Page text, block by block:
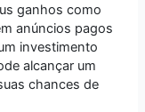
ganhos como
anúncios pagos
investimento
alcançar um
chances de